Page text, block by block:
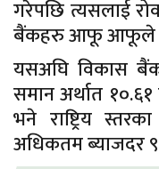
गरेपछि त्यसलाई
बैंकहरु आफू आफूले
यसअघि विकास
समान अर्थात
भने राष्ट्रिय
अधिकतम ब्याजदर